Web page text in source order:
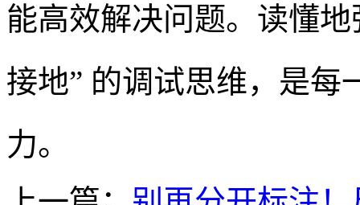
能高效解决问题。读懂
接地” 的调试思维，是每
力。